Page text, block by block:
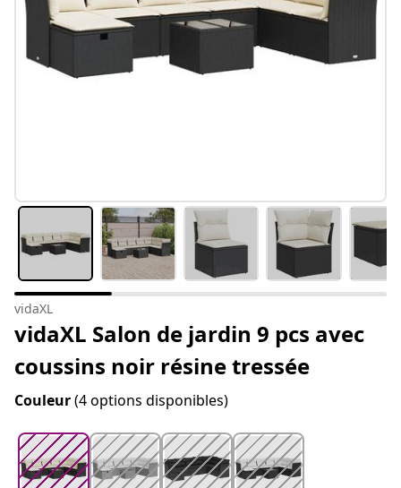
vidaXL
vidaXL Salon de jardin 9 pcs avec
coussins noir résine tressée
Couleur(4 options disponibles)